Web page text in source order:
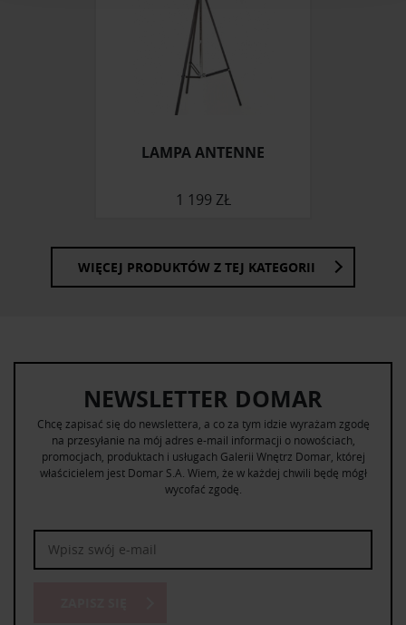
korzystasz z naszej witryny, udostępniamy partnerom
społecznościowym, reklamowym i analitycznym.
Partnerzy mogą połączyć te informacje z innymi danymi
otrzymanymi od Ciebie lub uzyskanymi podczas
LAMPA ANTENNE
1 199 ZŁ
WIĘCEJ PRODUKTÓW Z TEJ KATEGORII
NEWSLETTER DOMAR
Chcę zapisać się do newslettera, a co za tym idzie wyrażam zgodę
na przesyłanie na mój adres e-mail informacji o nowościach,
promocjach, produktach i usługach Galerii Wnętrz Domar, której
właścicielem jest Domar S.A. Wiem, że w każdej chwili będę mógł
wycofać zgodę.